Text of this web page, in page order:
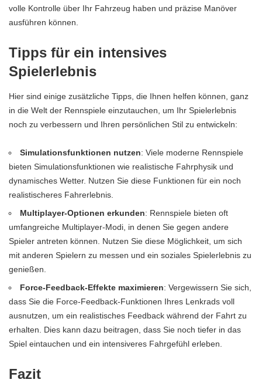
volle Kontrolle über Ihr Fahrzeug haben und präzise Manöver
ausführen können.
Tipps für ein intensives
Spielerlebnis
Hier sind einige zusätzliche Tipps, die Ihnen helfen können, ganz
in die Welt der Rennspiele einzutauchen, um Ihr Spielerlebnis
noch zu verbessern und Ihren persönlichen Stil zu entwickeln:
Simulationsfunktionen nutzen: Viele moderne Rennspiele
bieten Simulationsfunktionen wie realistische Fahrphysik und
dynamisches Wetter. Nutzen Sie diese Funktionen für ein noch
realistischeres Fahrerlebnis.
Multiplayer-Optionen erkunden: Rennspiele bieten oft
umfangreiche Multiplayer-Modi, in denen Sie gegen andere
Spieler antreten können. Nutzen Sie diese Möglichkeit, um sich
mit anderen Spielern zu messen und ein soziales Spielerlebnis zu
genießen.
Force-Feedback-Effekte maximieren: Vergewissern Sie sich,
dass Sie die Force-Feedback-Funktionen Ihres Lenkrads voll
ausnutzen, um ein realistisches Feedback während der Fahrt zu
erhalten. Dies kann dazu beitragen, dass Sie noch tiefer in das
Spiel eintauchen und ein intensiveres Fahrgefühl erleben.
Fazit